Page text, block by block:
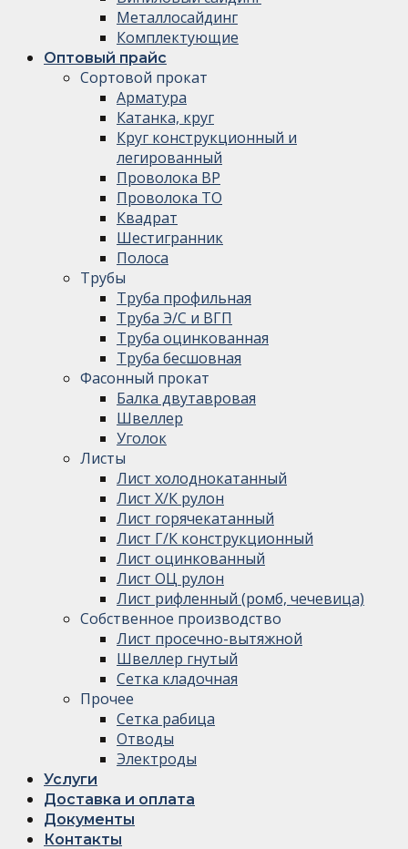
Металлосайдинг
Комплектующие
Оптовый прайс
Сортовой прокат
Арматура
Катанка, круг
Круг конструкционный и
легированный
Проволока ВР
Проволока ТО
Квадрат
Шестигранник
Полоса
Трубы
Труба профильная
Труба Э/С и ВГП
Труба оцинкованная
Труба бесшовная
Фасонный прокат
Балка двутавровая
Швеллер
Уголок
Листы
Лист холоднокатанный
Лист Х/К рулон
Лист горячекатанный
Лист Г/К конструкционный
Лист оцинкованный
Лист ОЦ рулон
Лист рифленный (ромб, чечевица)
Собственное производство
Лист просечно-вытяжной
Швеллер гнутый
Сетка кладочная
Прочее
Сетка рабица
Отводы
Электроды
Услуги
Доставка и оплата
Документы
Контакты